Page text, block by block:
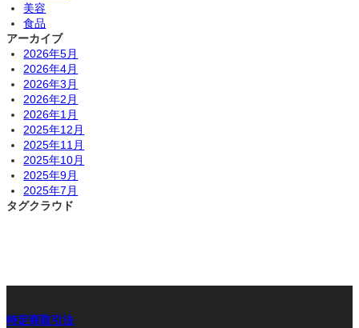
美容
食品
アーカイブ
2026年5月
2026年4月
2026年3月
2026年2月
2026年1月
2025年12月
2025年11月
2025年10月
2025年9月
2025年7月
タグクラウド
特定商取引法